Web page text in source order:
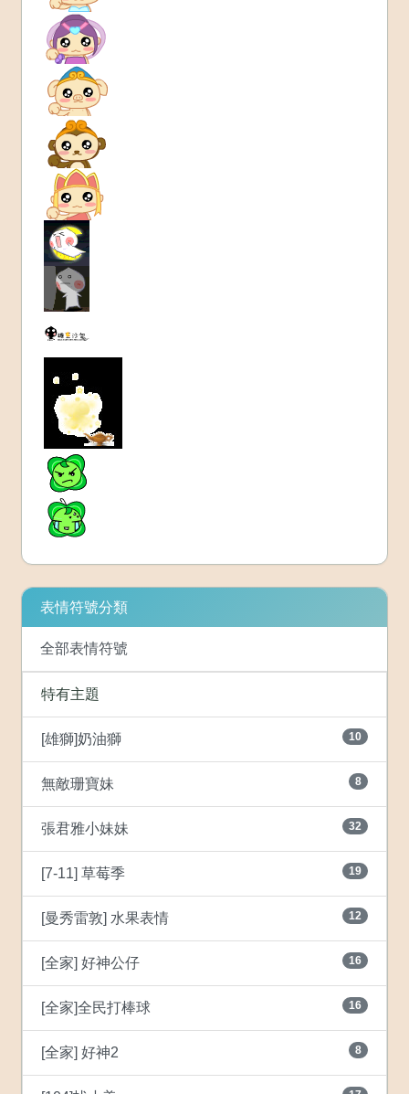
表情符號分類
全部表情符號
特有主題
[雄獅]奶油獅 10
無敵珊寶妹 8
張君雅小妹妹 32
[7-11] 草莓季 19
[曼秀雷敦] 水果表情 12
[全家] 好神公仔 16
[全家]全民打棒球 16
[全家] 好神2 8